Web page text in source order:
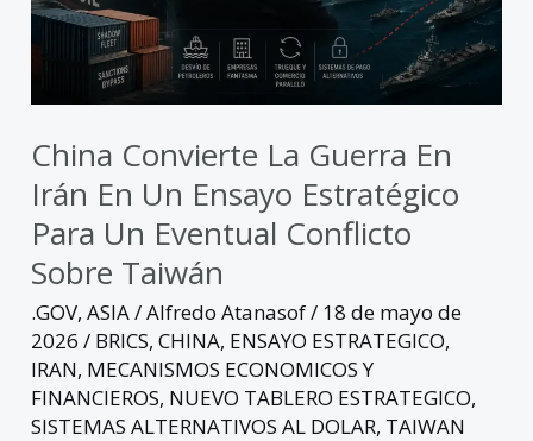
China Convierte La Guerra En
Irán En Un Ensayo Estratégico
Para Un Eventual Conflicto
Sobre Taiwán
.GOV,ASIA/Alfredo Atanasof/ 18 de mayo de
2026/ BRICS,CHINA, ENSAYO ESTRATEGICO,
IRAN, MECANISMOS ECONOMICOS Y
FINANCIEROS, NUEVO TABLERO ESTRATEGICO,
SISTEMAS ALTERNATIVOS AL DOLAR, TAIWAN
en
ensayo
estratégico
para
un
eventual
conflicto
sobre
Taiwán